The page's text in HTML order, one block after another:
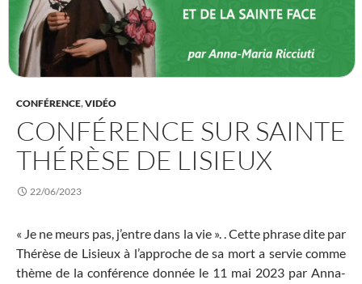
CONFÉRENCE,VIDÉO
CONFÉRENCE SUR SAINTE
THÉRÈSE DE LISIEUX
22/06/2023
« Je ne meurs pas, j’entre dans la vie ». . Cette phrase dite par
Thérèse de Lisieux à l’approche de sa mort a servie comme
thème de la conférence donnée le 11 mai 2023 par Anna-